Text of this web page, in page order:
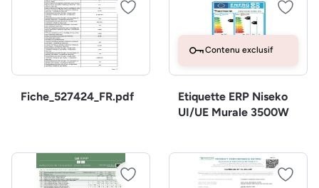
Fiche_527424_FR.pdf
Contenu exclusif
Etiquette ERP Niseko
UI/UE Murale 3500W